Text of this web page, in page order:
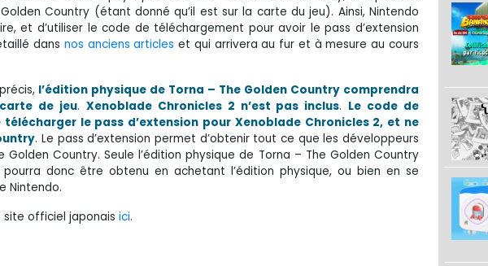
Country (étant donné qu’il est sur la carte du jeu). Ainsi, Nintendo
et d’utiliser le code de téléchargement pour avoir le pass d’extension
dans nos anciens articles et qui arrivera au fur et à mesure au cours
l’édition physique de Torna – The Golden Country comprendra
de jeu. Xenoblade Chronicles 2 n’est pas inclus. Le code de
le pass d’extension pour Xenoblade Chronicles 2, et ne
. Le pass d’extension permet d’obtenir tout ce que les développeurs
Country. Seule l’édition physique de Torna – The Golden Country
donc être obtenu en achetant l’édition physique, ou bien en se
Nintendo.
site officiel japonais ici.